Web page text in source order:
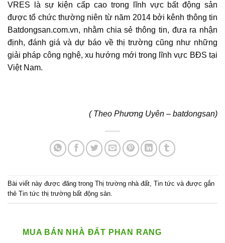
VRES là sự kiện cấp cao trong lĩnh vực bất động sản
được tổ chức thường niên từ năm 2014 bởi kênh thông tin
Batdongsan.com.vn, nhằm chia sẻ thông tin, đưa ra nhận
định, đánh giá và dự báo về thị trường cũng như những
giải pháp công nghệ, xu hướng mới trong lĩnh vực BĐS tại
Việt Nam.
( Theo Phương Uyên – batdongsan)
Bài viết này được đăng trong Thị trường nhà đất, Tin tức và được gắn
thẻ Tin tức thị trường bất động sản.
MUA BÁN NHÀ ĐẤT PHAN RANG